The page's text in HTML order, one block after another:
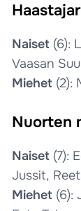
Naiset (6):
Vaasan
Miehet (2):
Nuorten
Naiset (7):
Jussit,
Miehet (6):